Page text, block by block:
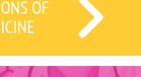
OF